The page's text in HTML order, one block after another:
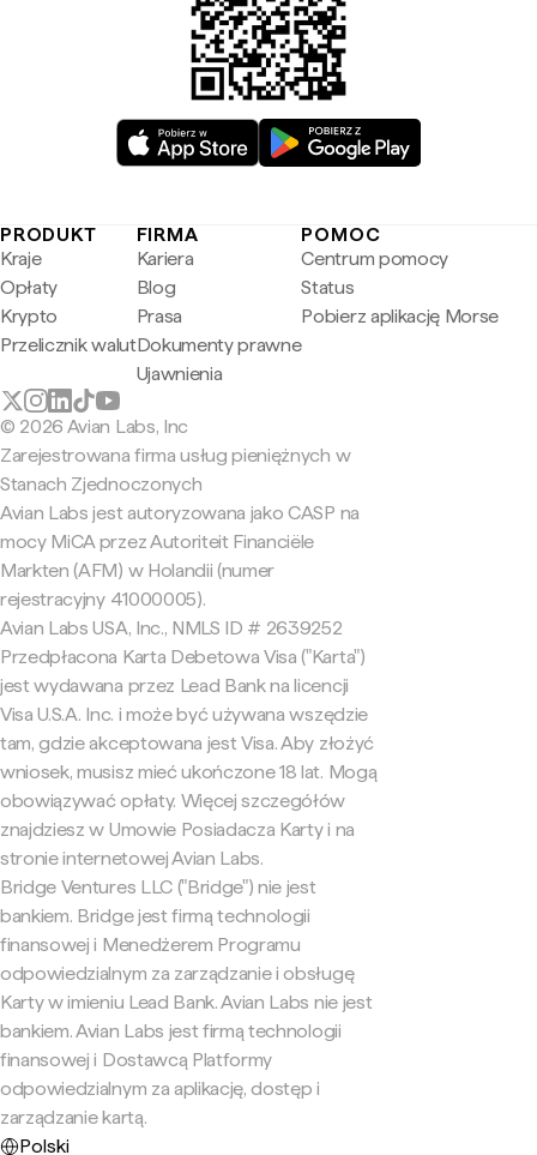
PRODUKT
Kraje
Opłaty
Krypto
Przelicznik walut
FIRMA
Kariera
Blog
Prasa
Dokumenty prawne
Ujawnienia
POMOC
Centrum pomocy
Status
Pobierz aplikację Morse
© 2026 Avian Labs, Inc
Zarejestrowana firma usług pieniężnych w
Stanach Zjednoczonych
Avian Labs jest autoryzowana jako CASP na
mocy MiCA przez Autoriteit Financiële
Markten (AFM) w Holandii (numer
rejestracyjny 41000005).
Avian Labs USA, Inc., NMLS ID # 2639252
Przedpłacona Karta Debetowa Visa ("Karta")
jest wydawana przez Lead Bank na licencji
Visa U.S.A. Inc. i może być używana wszędzie
tam, gdzie akceptowana jest Visa. Aby złożyć
wniosek, musisz mieć ukończone 18 lat. Mogą
obowiązywać opłaty. Więcej szczegółów
znajdziesz w Umowie Posiadacza Karty i na
stronie internetowej Avian Labs.
Bridge Ventures LLC ("Bridge") nie jest
bankiem. Bridge jest firmą technologii
finansowej i Menedżerem Programu
odpowiedzialnym za zarządzanie i obsługę
Karty w imieniu Lead Bank. Avian Labs nie jest
bankiem. Avian Labs jest firmą technologii
finansowej i Dostawcą Platformy
odpowiedzialnym za aplikację, dostęp i
zarządzanie kartą.
Polski